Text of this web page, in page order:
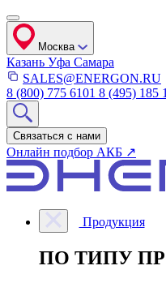
Москва
Казань Уфа Самара
SALES@ENERGON.RU
8 (800) 775 6101 8 (495) 185
Связаться с нами
Онлайн подбор АКБ ↗
Продукция
ПО ТИПУ